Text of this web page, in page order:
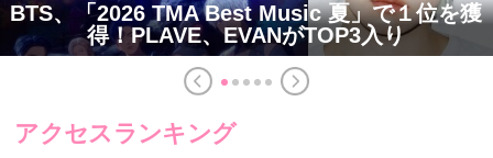
BTS、「2026 TMA Best Music 夏」で１位を獲
得！PLAVE、EVANがTOP3入り
アクセスランキング